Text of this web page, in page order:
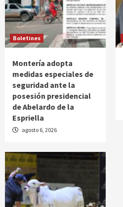
Boletines
Montería adopta
medidas especiales de
seguridad ante la
posesión presidencial
de Abelardo de la
Espriella
agosto 6, 2026